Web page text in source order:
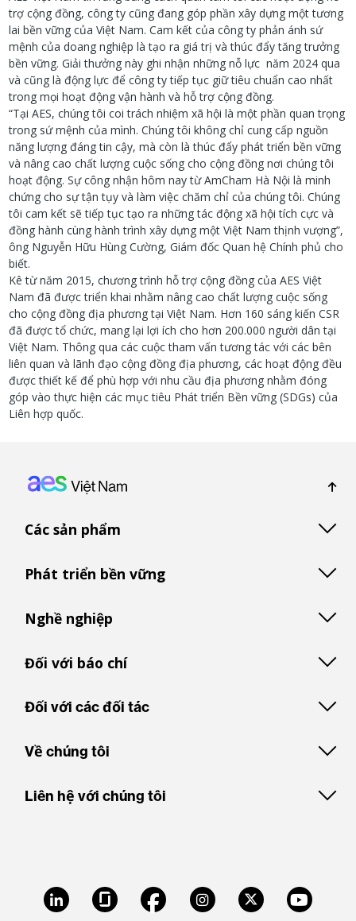
trợ cộng đồng, công ty cũng đang góp phần xây dựng một tương
lai bền vững của Việt Nam. Cam kết của công ty phản ánh sứ
mệnh của doang nghiệp là tạo ra giá trị và thúc đẩy tăng trưởng
bền vững. Giải thưởng này ghi nhận những nỗ lực năm 2024 qua
và cũng là động lực để công ty tiếp tục giữ tiêu chuẩn cao nhất
trong mọi hoạt động vận hành và hỗ trợ cộng đồng.
“Tại AES, chúng tôi coi trách nhiệm xã hội là một phần quan trọng
trong sứ mệnh của mình. Chúng tôi không chỉ cung cấp nguồn
năng lượng đáng tin cậy, mà còn là thúc đẩy phát triển bền vững
và nâng cao chất lượng cuộc sống cho cộng đồng nơi chúng tôi
hoạt động. Sự công nhận hôm nay từ AmCham Hà Nội là minh
chứng cho sự tận tụy và làm việc chăm chỉ của chúng tôi. Chúng
tôi cam kết sẽ tiếp tục tạo ra những tác động xã hội tích cực và
đồng hành cùng hành trình xây dựng một Việt Nam thịnh vượng”,
ông Nguyễn Hữu Hùng Cường, Giám đốc Quan hệ Chính phủ cho
biết.
Kê từ năm 2015, chương trình hỗ trợ cộng đồng của AES Việt
Nam đã được triển khai nhằm nâng cao chất lượng cuộc sống
cho cộng đồng địa phương tại Việt Nam. Hơn 160 sáng kiến ​​CSR
đã được tổ chức, mang lại lợi ích cho hơn 200.000 người dân tại
Việt Nam. Thông qua các cuộc tham vấn tương tác với các bên
liên quan và lãnh đạo cộng đồng địa phương, các hoạt động đều
được thiết kế để phù hợp với nhu cầu địa phương nhằm đóng
góp vào thực hiện các mục tiêu Phát triển Bền vững (SDGs) của
Liên hợp quốc.
Footer: Vietnam
Các sản phẩm
Phát triển bền vững
Nghề nghiệp
Đối với báo chí
Đối với các đối tác
Về chúng tôi
Liên hệ với chúng tôi
LinkedIn GlassdoorFacebookInstagramX Youtube